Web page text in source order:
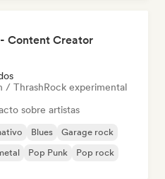
Content Creator
/ ThrashRock experimental
sobre artistas
Blues
Garage rock
Pop Punk Pop rock